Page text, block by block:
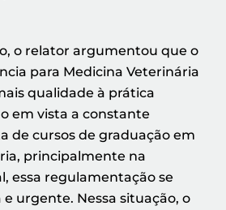
o relator argumentou que o
para Medicina Veterinária
qualidade à prática
em vista a constante
de cursos de graduação em
principalmente na
essa regulamentação se
urgente. Nessa situação, o